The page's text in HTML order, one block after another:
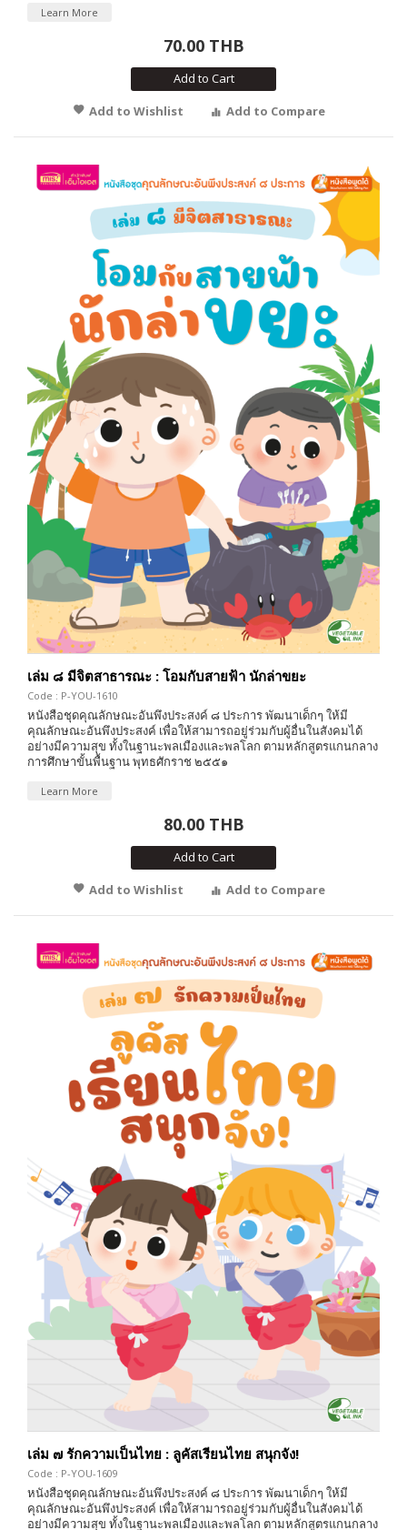
Learn More
70.00 THB
Add to Cart
Add to Wishlist
Add to Compare
เล่ม ๘ มีจิตสาธารณะ : โอมกับสายฟ้า นักล่าขยะ
Code : P-YOU-1610
หนังสือชุดคุณลักษณะอันพึงประสงค์ ๘ ประการ พัฒนาเด็กๆ ให้มี
คุณลักษณะอันพึงประสงค์ เพื่อให้สามารถอยู่ร่วมกับผู้อื่นในสังคมได้
อย่างมีความสุข ทั้งในฐานะพลเมืองและพลโลก ตามหลักสูตรแกนกลาง
การศึกษาขั้นพื้นฐาน พุทธศักราช ๒๕๕๑
Learn More
80.00 THB
Add to Cart
Add to Wishlist
Add to Compare
เล่ม ๗ รักความเป็นไทย : ลูคัสเรียนไทย สนุกจัง!
Code : P-YOU-1609
หนังสือชุดคุณลักษณะอันพึงประสงค์ ๘ ประการ พัฒนาเด็กๆ ให้มี
คุณลักษณะอันพึงประสงค์ เพื่อให้สามารถอยู่ร่วมกับผู้อื่นในสังคมได้
อย่างมีความสุข ทั้งในฐานะพลเมืองและพลโลก ตามหลักสูตรแกนกลาง